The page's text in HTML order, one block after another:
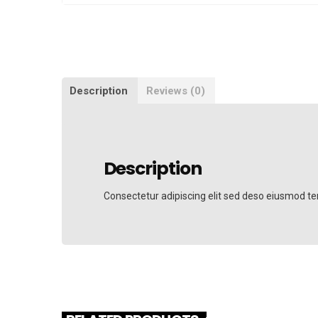
Description Reviews (0)
Description
Consectetur adipiscing elit sed deso eiusmod